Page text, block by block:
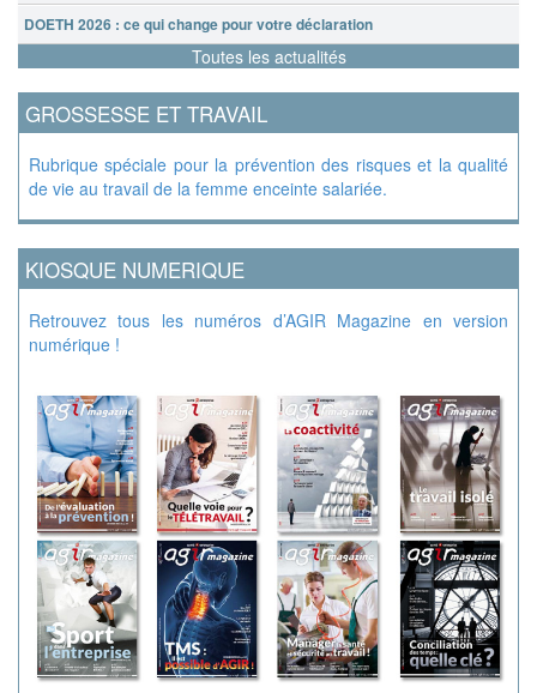
DOETH 2026 : ce qui change pour votre déclaration
Toutes les actualités
GROSSESSE ET TRAVAIL
Rubrique spéciale pour la prévention des risques et la qualité
de vie au travail de la femme enceinte salariée.
KIOSQUE NUMERIQUE
Retrouvez tous les numéros d’AGIR Magazine en version
numérique !